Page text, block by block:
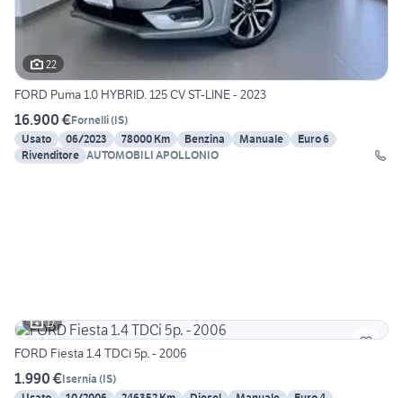
22
FORD Puma 1.0 HYBRID. 125 CV ST-LINE - 2023
16.900 €Fornelli(IS)
Usato
06/2023 78000 Km Benzina Manuale
Euro 6
Rivenditore AUTOMOBILI APOLLONIO
17
FORD Fiesta 1.4 TDCi 5p. - 2006
1.990 €Isernia (IS)